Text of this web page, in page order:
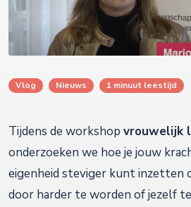
Vlog Nieuws 1 minuut leestijd
Tijdens de workshop vrouwelijk
onderzoeken we hoe je jouw
eigenheid steviger kunt inzetten
door harder te worden of jezelf